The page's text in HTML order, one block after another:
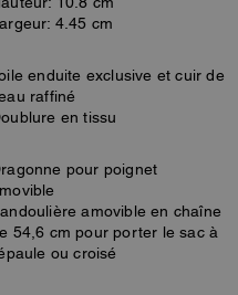
4.45 cm
enduite exclusive et cuir de
raffiné
en tissu
pour poignet
amovible en chaîne
54,6 cm pour porter le sac à
ou croisé